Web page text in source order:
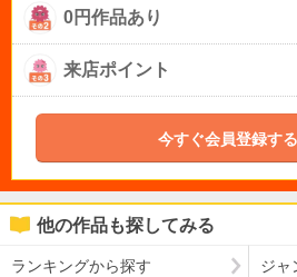
0円作品あり
来店ポイント
今すぐ会員登録す
他の作品も探してみる
ランキングから探す ジャ